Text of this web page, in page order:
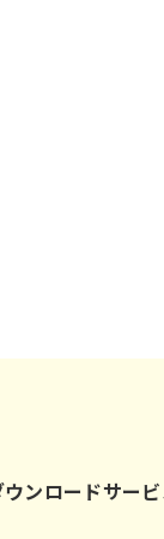
ンロードサー